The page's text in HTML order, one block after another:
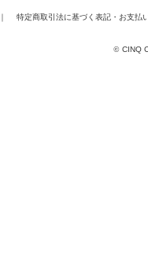
特定商取引法に基づく表記 ・ お支払
© CINQ